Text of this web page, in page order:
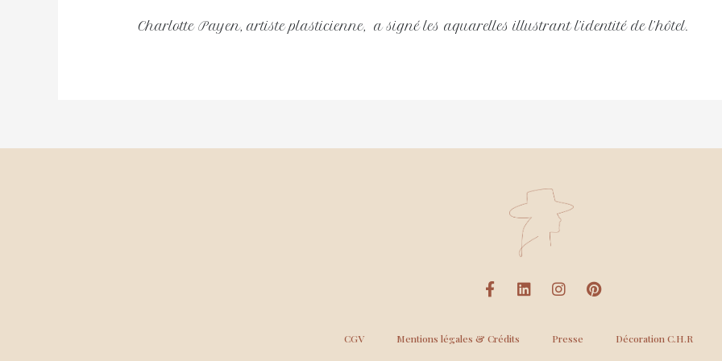
Charlotte Payen, artiste plasticienne, a signé les aquarelles illustrant l’identité de l’hôtel.
CGV Mentions légales & Crédits Presse Décoration C.H.R